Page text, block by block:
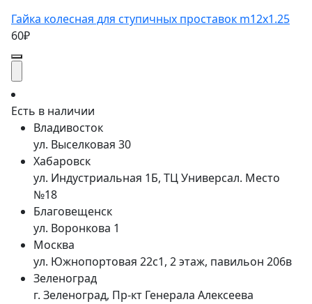
Гайка колесная для ступичных проставок m12x1.25
60₽
Есть в наличии
Владивосток
ул. Выселковая 30
Хабаровск
ул. Индустриальная 1Б, ТЦ Универсал. Место
№18
Благовещенск
ул. Воронкова 1
Москва
ул. Южнопортовая 22с1, 2 этаж, павильон 206в
Зеленоград
г. Зеленоград, Пр-кт Генерала Алексеева